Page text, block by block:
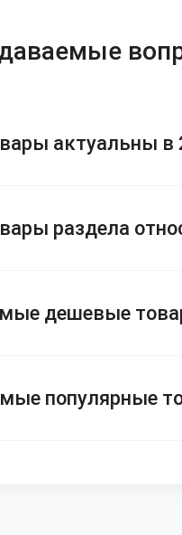
актуальны
раздела
дешевые
популярные